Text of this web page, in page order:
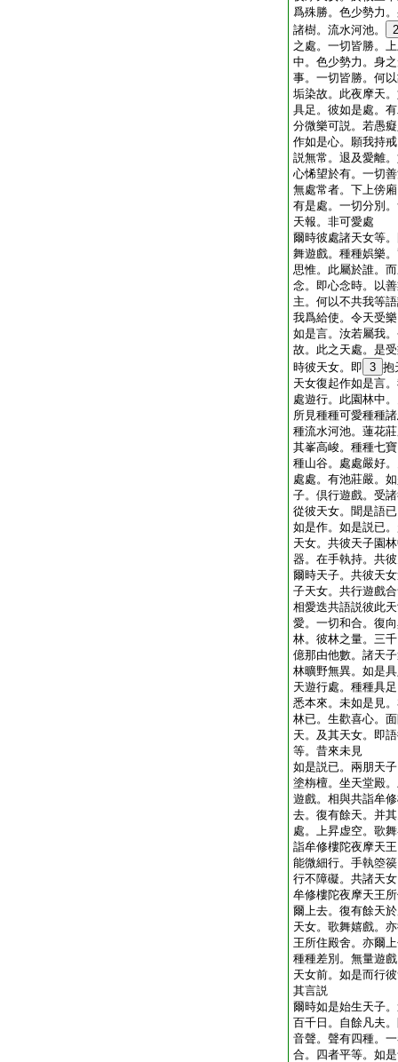
爲殊勝。色少勢力
諸樹。流水河池。
2
之處。一切皆勝。
中。色少勢力。身
事。一切皆勝。何
垢染故。此夜摩天
具足。彼如是處。
分微樂可説。若愚
作如是心。願我持
説無常。退及愛離
心悕望於有。一切
無處常者。下上傍
有是處。一切分別
天報。非可愛處
爾時彼處諸天女等
舞遊戲。種種娯樂
思惟。此屬於誰。
念。即心念時。以
主。何以不共我等
我爲給使。令天受
如是言。汝若屬我
故。此之天處。是
時彼天女。即 3 抱
天女復起作如是言
處遊行。此園林中
所見種種可愛種種
種流水河池。蓮花
其峯高峻。種種七
種山谷。處處嚴好
處處。有池莊嚴。
子。倶行遊戲。受
從彼天女。聞是語
如是作。如是説已
天女。共彼天子園
器。在手執持。共
爾時天子。共彼天
子天女。共行遊戲
相愛迭共語説彼此
愛。一切和合。復
林。彼林之量。三
億那由他數。諸天
林曠野無異。如是
天遊行處。種種具
悉本來。未如是見
林已。生歡喜心。
天。及其天女。即
等。昔來未見
如是説已。兩朋天
塗栴檀。坐天堂殿
遊戲。相與共詣牟
去。復有餘天。并
處。上昇虚空。歌
詣牟修樓陀夜摩天
能微細行。手執箜
行不障礙。共諸天
牟修樓陀夜摩天王
爾上去。復有餘天
天女。歌舞嬉戲。
王所住殿舍。亦爾
種種差別。無量遊
天女前。如是而行
其言説
爾時如是始生天子
百千日。自餘凡夫
音聲。聲有四種。
合。四者平等。如